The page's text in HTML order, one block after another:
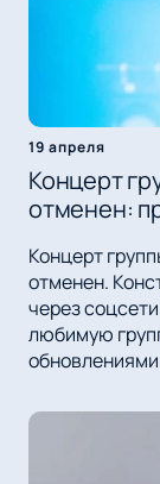
19 апреля
Концерт
отменен:
Концерт
отменен.
через
любимую